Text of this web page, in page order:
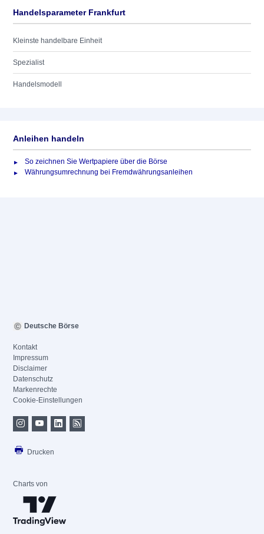
Handelsparameter Frankfurt
Kleinste handelbare Einheit
Spezialist
Handelsmodell
Anleihen handeln
So zeichnen Sie Wertpapiere über die Börse
Währungsumrechnung bei Fremdwährungsanleihen
Deutsche Börse
Kontakt
Impressum
Disclaimer
Datenschutz
Markenrechte
Cookie-Einstellungen
Drucken
Charts von